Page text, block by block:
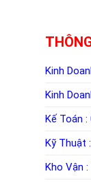
Kinh
Kinh
Kế Toán :
Kỹ Thuật :
Kho Vận :